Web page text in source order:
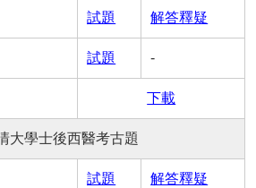
試題 解答釋疑
試題 -
下載
大學士後西醫考古題
試題 解答釋疑